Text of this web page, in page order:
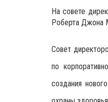
На совете
Роберта Джона
Совет
по
создания